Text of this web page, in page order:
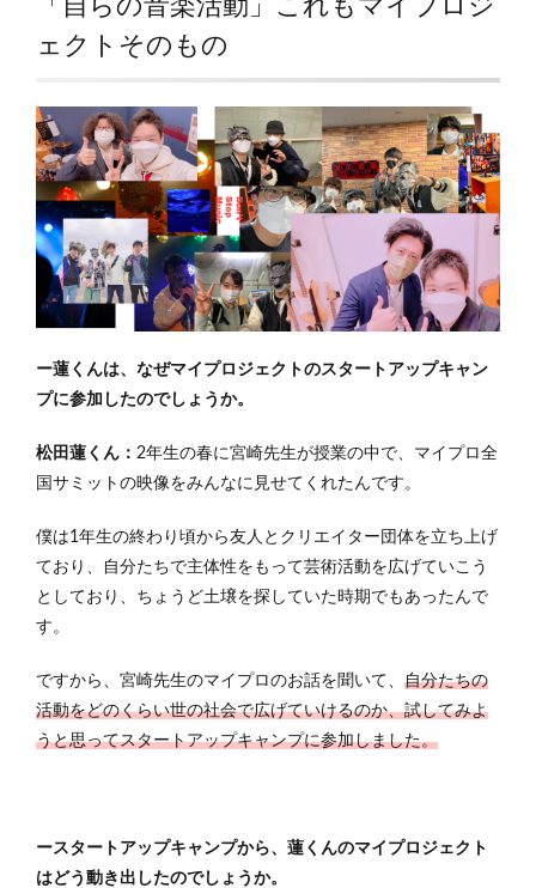
「自らの音楽活動」これもマイプロジ
ェクトそのもの
ー蓮くんは、なぜマイプロジェクトのスタートアップキャン
プに参加したのでしょうか。
松田蓮くん： 2年生の春に宮崎先生が授業の中で、マイプロ全
国サミットの映像をみんなに見せてくれたんです。
僕は1年生の終わり頃から友人とクリエイター団体を立ち上げ
ており、自分たちで主体性をもって芸術活動を広げていこう
としており、ちょうど土壌を探していた時期でもあったんで
す。
ですから、宮崎先生のマイプロのお話を聞いて、 自分たちの
活動をどのくらい世の社会で広げていけるのか、試してみよ
うと思ってスタートアップキャンプに参加しました。
ースタートアップキャンプから、蓮くんの​​マイプロジェクト
はどう動き出したのでしょうか。